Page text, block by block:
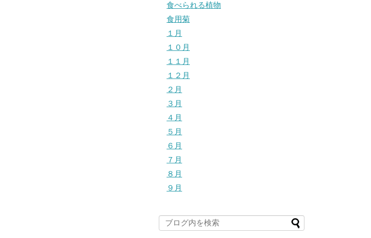
食べられる植物
食用菊
１月
１０月
１１月
１２月
２月
３月
４月
５月
６月
７月
８月
９月